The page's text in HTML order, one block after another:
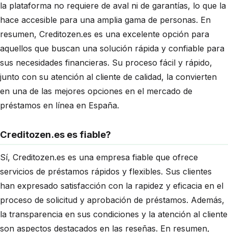
la plataforma no requiere de aval ni de garantías, lo que la
hace accesible para una amplia gama de personas. En
resumen, Creditozen.es es una excelente opción para
aquellos que buscan una solución rápida y confiable para
sus necesidades financieras. Su proceso fácil y rápido,
junto con su atención al cliente de calidad, la convierten
en una de las mejores opciones en el mercado de
préstamos en línea en España.
Creditozen.es es fiable?
Sí, Creditozen.es es una empresa fiable que ofrece
servicios de préstamos rápidos y flexibles. Sus clientes
han expresado satisfacción con la rapidez y eficacia en el
proceso de solicitud y aprobación de préstamos. Además,
la transparencia en sus condiciones y la atención al cliente
son aspectos destacados en las reseñas. En resumen,